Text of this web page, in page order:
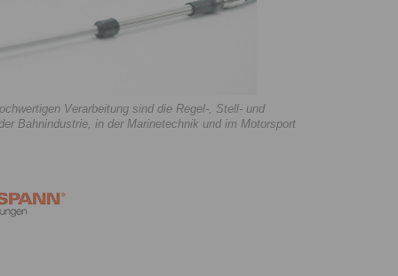
Verarbeitung sind die Regel-, Stell- und
Bahnindustrie, in der Marinetechnik und im Motorsport